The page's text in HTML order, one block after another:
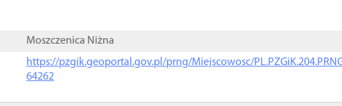
Moszczenica Niżna
https://pzgik.geoportal.gov.pl/prng/Miejscowosc/
64262